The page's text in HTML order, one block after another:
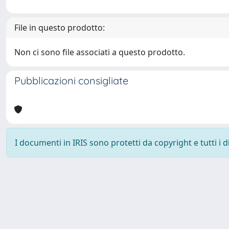
File in questo prodotto:
Non ci sono file associati a questo prodotto.
Pubblicazioni consigliate
I documenti in IRIS sono protetti da copyright e tutti i